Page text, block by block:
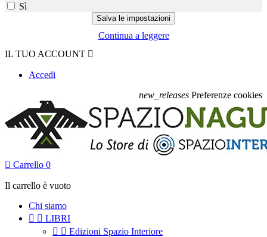
Sì
Continua a leggere
IL TUO ACCOUNT 
Accedi
new_releases Preferenze cookies
 Carrello 0
Il carrello è vuoto
Chi siamo
  LIBRI
  Edizioni Spazio Interiore